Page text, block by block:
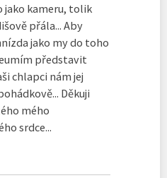
jako kameru, tolik
přála... Aby
jako my do toho
představit
chlapci nám jej
Děkuji
mého
srdce...